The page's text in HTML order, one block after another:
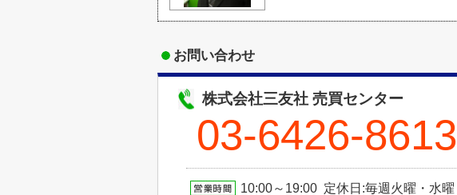
お問い合わせ
株式会社三友社 売買センター
03-6426-8613
10:00～19:00 定休日:毎週火曜・水曜